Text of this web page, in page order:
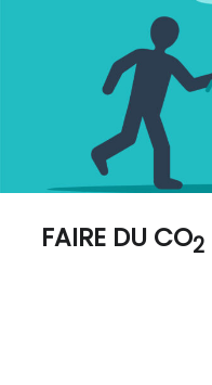
FAIRE DU CO2